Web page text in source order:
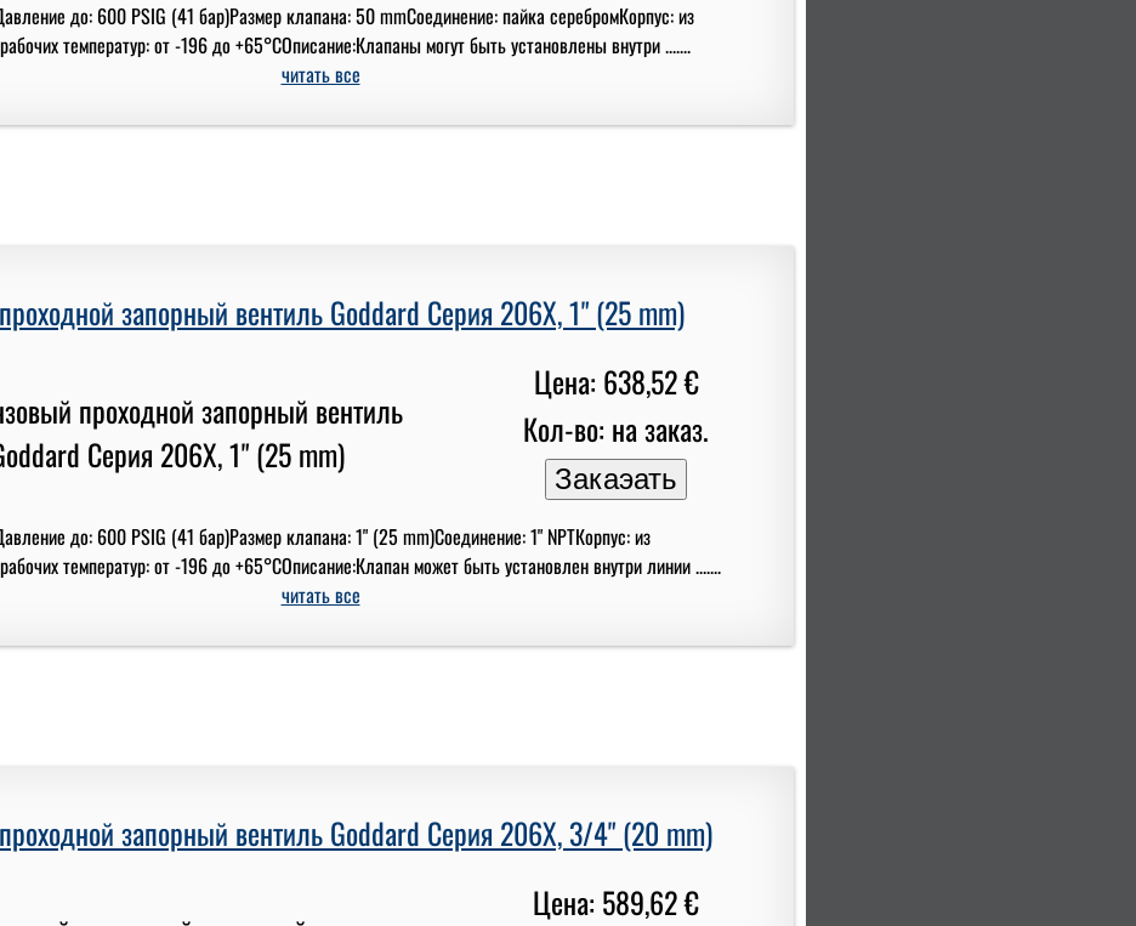
до: 600 PSIG (41 бар)Размер клапана: 50 mmСоединение: пайка серебромКорпус: из
температур: от -196 до +65°СОписание:Клапаны могут быть установлены внутри .......
читать все
запорный вентиль Goddard Серия 206X, 1" (25 mm)
Цена: 638,52 €
Кол-во: на заказ.
до: 600 PSIG (41 бар)Размер клапана: 1" (25 mm)Соединение: 1" NPTКорпус: из
температур: от -196 до +65°СОписание:Клапан может быть установлен внутри линии .......
читать все
запорный вентиль Goddard Серия 206X, 3/4" (20 mm)
Цена: 589,62 €